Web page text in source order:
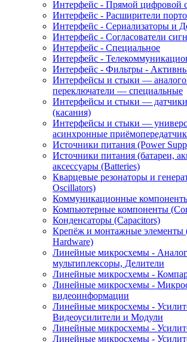
Интерфейс - Прямой цифровой
Интерфейс - Расширители
Интерфейс - Сериализаторы и
Интерфейс - Согласователи
Интерфейс - Специальное
Интерфейс -
Интерфейс - Фильтры -
Интерфейсы и стыки —
переключатели — специальные
Интерфейсы и стыки —
(касания)
Интерфейсы и стыки —
асинхронные
Источники питания (Power
Источники питания (батареи,
аксессуары (Batteries)
Кварцевые резонаторы и
Oscillators)
Коммуникационные
Компьютерные компоненты
Конденсаторы (Capacitors)
Крепёж и монтажные элементы
Hardware)
Линейные микросхемы -
мультиплексоры, Делители
Линейные микросхемы -
Линейные микросхемы -
видеоинформации
Линейные микросхемы -
Видеоусилители и Модули
Линейные микросхемы -
Линейные микросхемы -